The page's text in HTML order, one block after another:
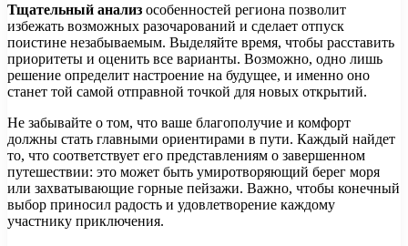
Тщательный анализ особенностей региона позволит
избежать возможных разочарований и сделает отпуск
поистине незабываемым. Выделяйте время, чтобы расставить
приоритеты и оценить все варианты. Возможно, одно лишь
решение определит настроение на будущее, и именно оно
станет той самой отправной точкой для новых открытий.
Не забывайте о том, что ваше благополучие и комфорт
должны стать главными ориентирами в пути. Каждый найдет
то, что соответствует его представлениям о завершенном
путешествии: это может быть умиротворяющий берег моря
или захватывающие горные пейзажи. Важно, чтобы конечный
выбор приносил радость и удовлетворение каждому
участнику приключения.